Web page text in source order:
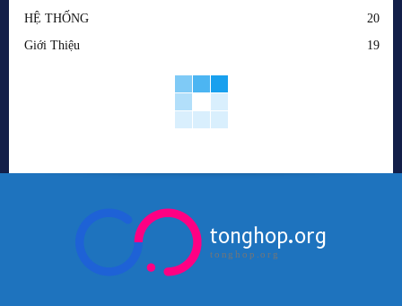
HỆ THỐNG
20
Giới Thiệu
19
tonghop.org
tonghop.org